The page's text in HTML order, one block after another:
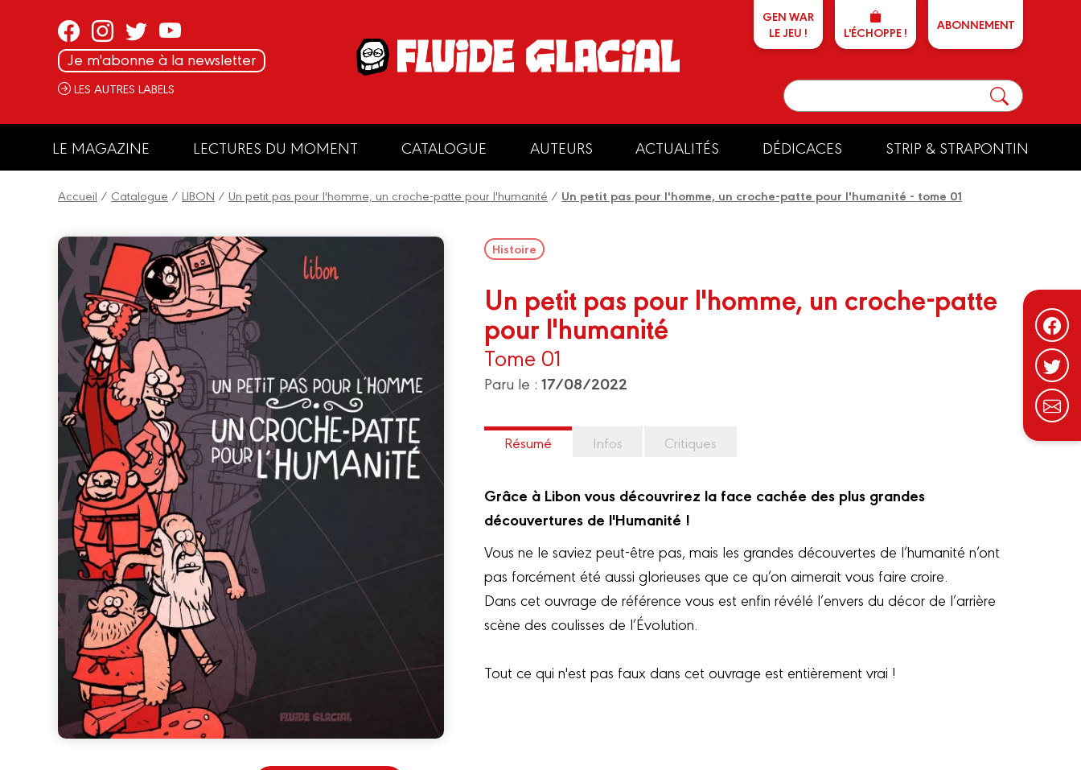
Je m'abonne à la newsletter
LES AUTRES LABELS
GEN WAR
LE JEU !
L'ÉCHOPPE ! ABONNEMENT
LE MAGAZINE LECTURES DU MOMENT CATALOGUE AUTEURS ACTUALITÉS DÉDICACES STRIP & STRAPONTIN
Accueil / Catalogue / LIBON / Un petit pas pour l'homme, un croche-patte pour l'humanité / Un petit pas pour l'homme, un croche-patte pour l'humanité - tome 01
Histoire
Un petit pas pour l'homme, un croche-patte
pour l'humanité
Tome 01
Paru le : 17/08/2022
Résumé Infos Critiques
Grâce à Libon vous découvrirez la face cachée des plus grandes
découvertures de l'Humanité !
Vous ne le saviez peut-être pas, mais les grandes découvertes de l’humanité n’ont
pas forcément été aussi glorieuses que ce qu’on aimerait vous faire croire.
Dans cet ouvrage de référence vous est enfin révélé l’envers du décor de l’arrière
scène des coulisses de l’Évolution.
Tout ce qui n'est pas faux dans cet ouvrage est entièrement vrai !